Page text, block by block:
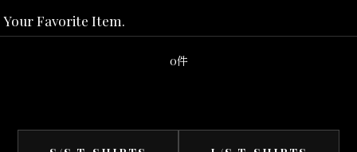
Your Favorite Item.
0件